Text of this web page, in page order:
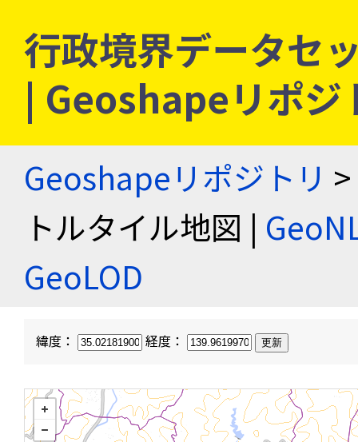
行政境界データセ
| Geoshapeリポジ
Geoshapeリポジトリ
トルタイル地図 |
GeoLOD
緯度： 経度：